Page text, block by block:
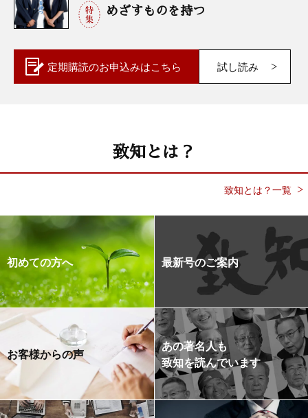
めざすものを持つ
定期購読のお申込みはこちら 試し読み
致知とは？
致知とは？一覧
初めての方へ 最新号のご案内
お客様からの声
あの著名人も
致知を読んでいます